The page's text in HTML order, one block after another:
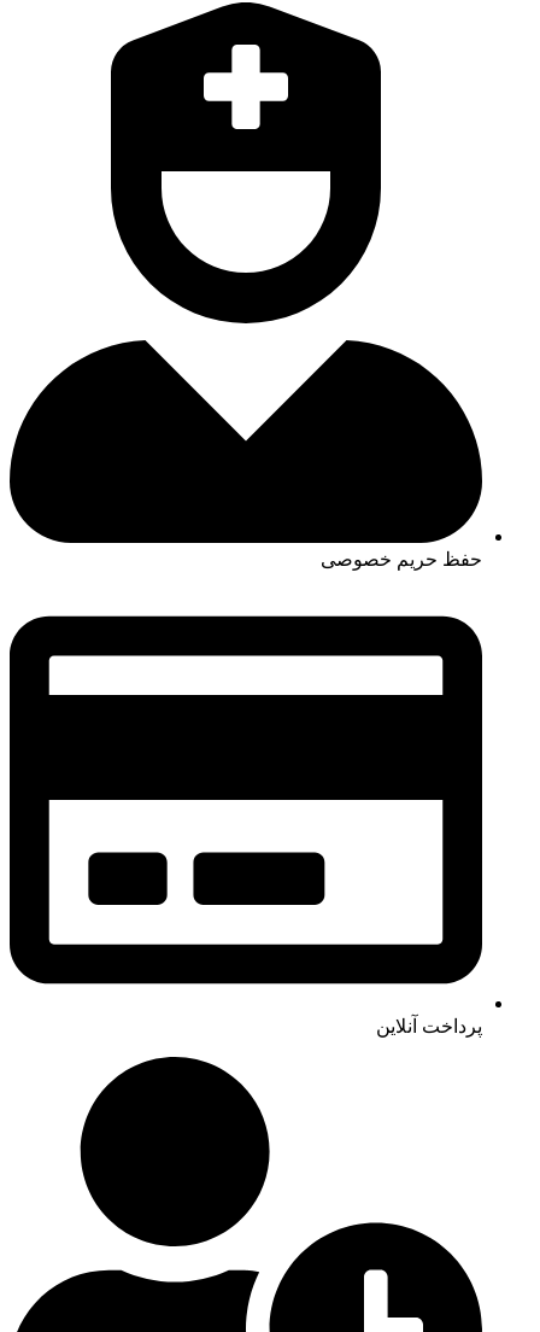
حفظ حریم خصوصی
پرداخت آنلاین